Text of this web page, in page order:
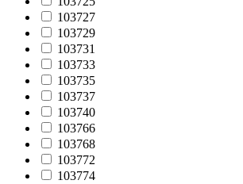
103727
103729
103731
103733
103735
103737
103740
103766
103768
103772
103774